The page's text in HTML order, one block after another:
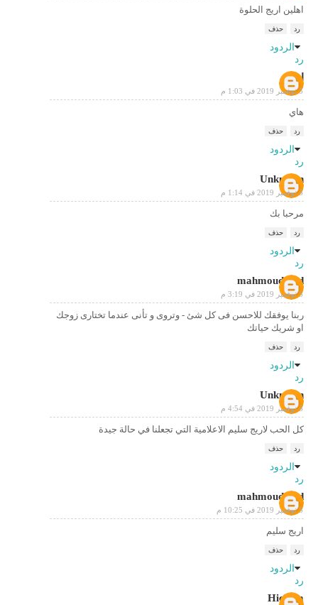
اهلين اريج الحلوة
رد حذف
الردود
رد
اريج
5 نوفمبر 2019 في 1:03 م
هاي
رد حذف
الردود
رد
Unknown
5 نوفمبر 2019 في 1:14 م
مرحبا بك
رد حذف
الردود
رد
mahmoud gad
5 نوفمبر 2019 في 3:19 م
ربنا يوفقك للاحسن فى كل شئ - وتروى و تأنى عندما تختارى زوجك
او شريك حياتك
رد حذف
الردود
رد
Unknown
5 نوفمبر 2019 في 4:54 م
كل الحب لاريج سليم الاعلامية التي تجعلنا في حالة جيدة
رد حذف
الردود
رد
mahmoud gad
5 نوفمبر 2019 في 10:25 م
اريج سليم
رد حذف
الردود
رد
Hichem